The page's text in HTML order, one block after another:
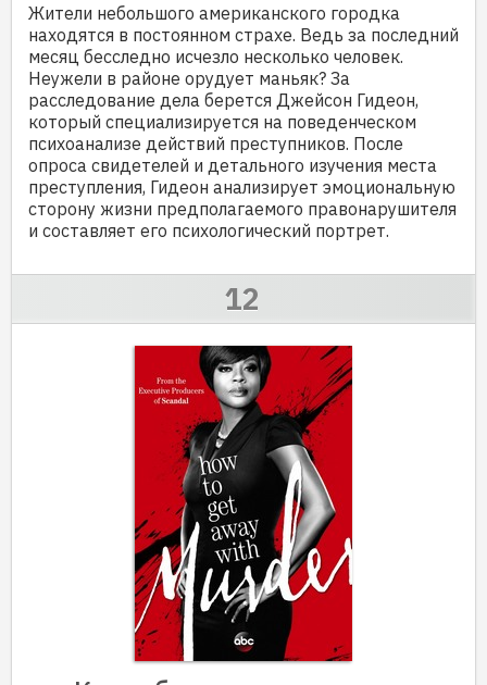
Жители небольшого американского городка
находятся в постоянном страхе. Ведь за последний
месяц бесследно исчезло несколько человек.
Неужели в районе орудует маньяк? За
расследование дела берется Джейсон Гидеон,
который специализируется на поведенческом
психоанализе действий преступников. После
опроса свидетелей и детального изучения места
преступления, Гидеон анализирует эмоциональную
сторону жизни предполагаемого правонарушителя
и составляет его психологический портрет.